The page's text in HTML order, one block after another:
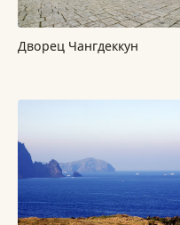
Дворец Чангдеккун